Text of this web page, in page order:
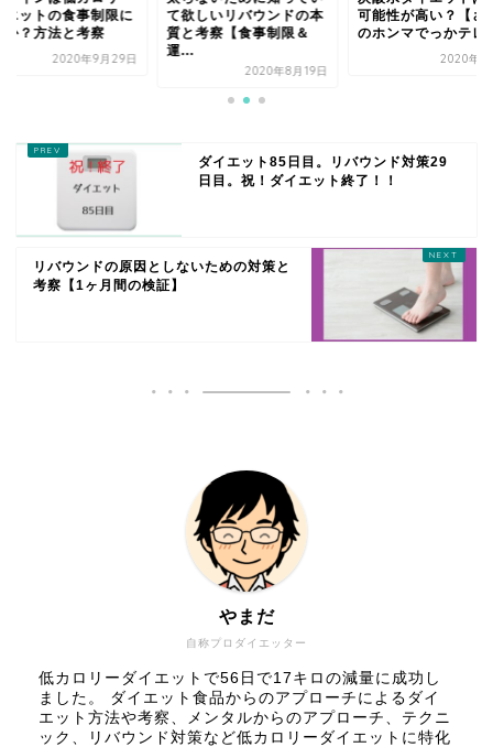
エットの食事制限に
か？方法と考察
2020年9月29日
て欲しいリバウンドの本
質と考察【食事制限＆
運...
2020年8月19日
可能性が高い？【さ
のホンマでっかテレ
2020年9
ダイエット85日目。リバウンド対策29
日目。祝！ダイエット終了！！
リバウンドの原因としないための対策と
考察【1ヶ月間の検証】
自称プロダイエッター
やまだ
低カロリーダイエットで56日で17キロの減量に成功し
ました。 ダイエット食品からのアプローチによるダイ
エット方法や考察、メンタルからのアプローチ、テクニ
ック、リバウンド対策など低カロリーダイエットに特化